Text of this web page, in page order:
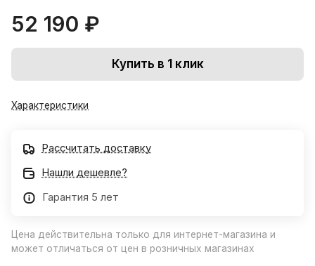
52 190 ₽
Купить в 1 клик
Характеристики
Рассчитать доставку
Нашли дешевле?
Гарантия 5 лет
Цена действительна только для интернет-магазина и
может отличаться от цен в розничных магазинах